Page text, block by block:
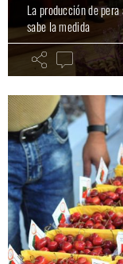
La producción de
sabe la medida